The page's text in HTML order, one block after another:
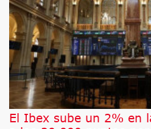
El Ibex sube un 2% en